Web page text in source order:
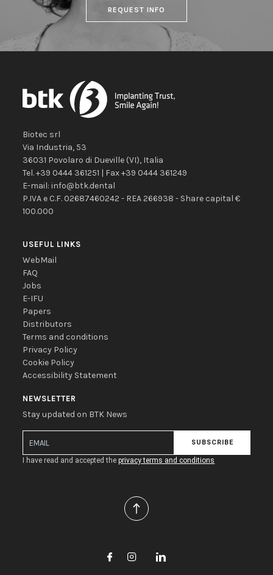
REQUEST INFO
Biotec srl
Via Industria, 53
36031 Povolaro di Dueville (VI), Italia
Tel.+39 0444 361251 | Fax+39 0444 361249
E-mail:info@btk.dental
P.IVA e C.F. 02687460242 - REA 266938 - Share capital €
100.000
USEFUL LINKS
WebMail
FAQ
Jobs
E-IFU
Papers
Distributors
Terms and conditions
Privacy Policy
Cookie Policy
Accessibility Statement
NEWSLETTER
Stay updated on BTK News
SUBSCRIBE
I have read and accepted theprivacy terms and conditions